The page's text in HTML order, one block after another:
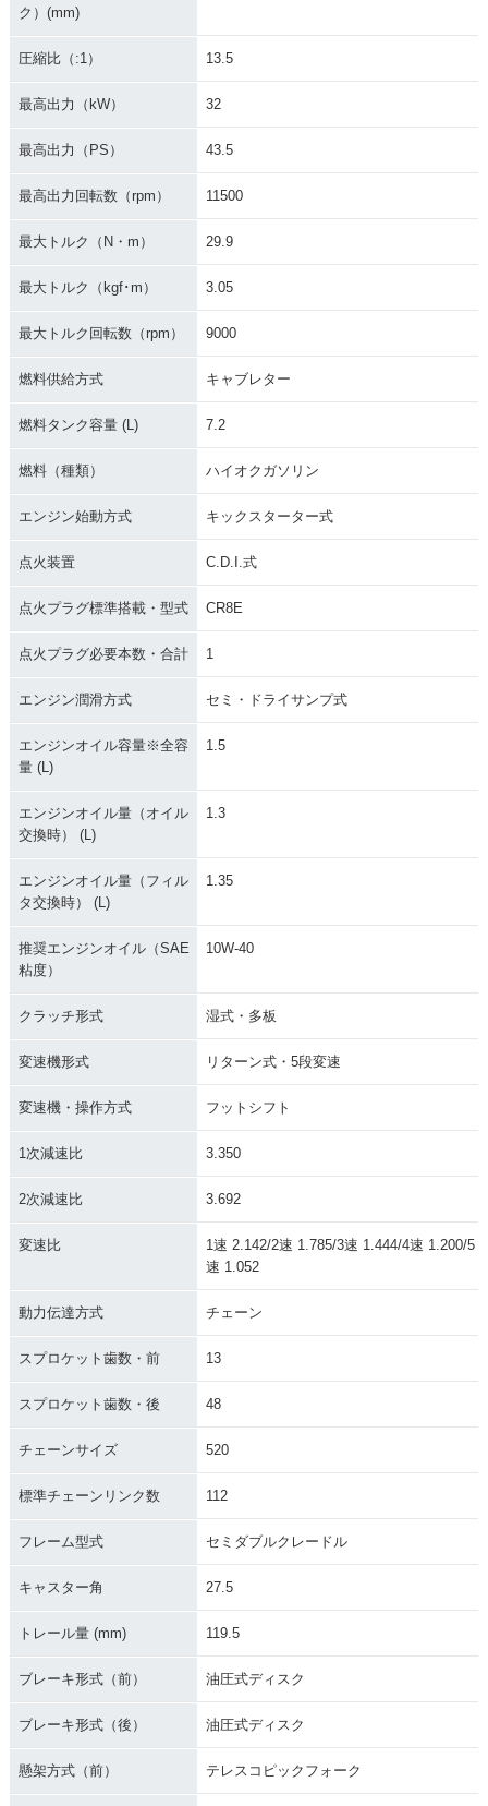
ク）(mm)
圧縮比（:1） 13.5
最高出力（kW） 32
最高出力（PS） 43.5
最高出力回転数（rpm） 11500
最大トルク（N・m） 29.9
最大トルク（kgf･m） 3.05
最大トルク回転数（rpm） 9000
燃料供給方式 キャブレター
燃料タンク容量 (L) 7.2
燃料（種類） ハイオクガソリン
エンジン始動方式 キックスターター式
点火装置 C.D.I.式
点火プラグ標準搭載・型式 CR8E
点火プラグ必要本数・合計 1
エンジン潤滑方式 セミ・ドライサンプ式
エンジンオイル容量※全容
量 (L)
1.5
エンジンオイル量（オイル
交換時） (L)
1.3
エンジンオイル量（フィル
タ交換時） (L)
1.35
推奨エンジンオイル（SAE
粘度）
10W-40
クラッチ形式 湿式・多板
変速機形式 リターン式・5段変速
変速機・操作方式 フットシフト
1次減速比 3.350
2次減速比 3.692
変速比
1速 2.142/2速 1.785/3速 1.444/4速 1.200/5
速 1.052
動力伝達方式 チェーン
スプロケット歯数・前 13
スプロケット歯数・後 48
チェーンサイズ 520
標準チェーンリンク数 112
フレーム型式 セミダブルクレードル
キャスター角 27.5
トレール量 (mm) 119.5
ブレーキ形式（前） 油圧式ディスク
ブレーキ形式（後） 油圧式ディスク
懸架方式（前） テレスコピックフォーク